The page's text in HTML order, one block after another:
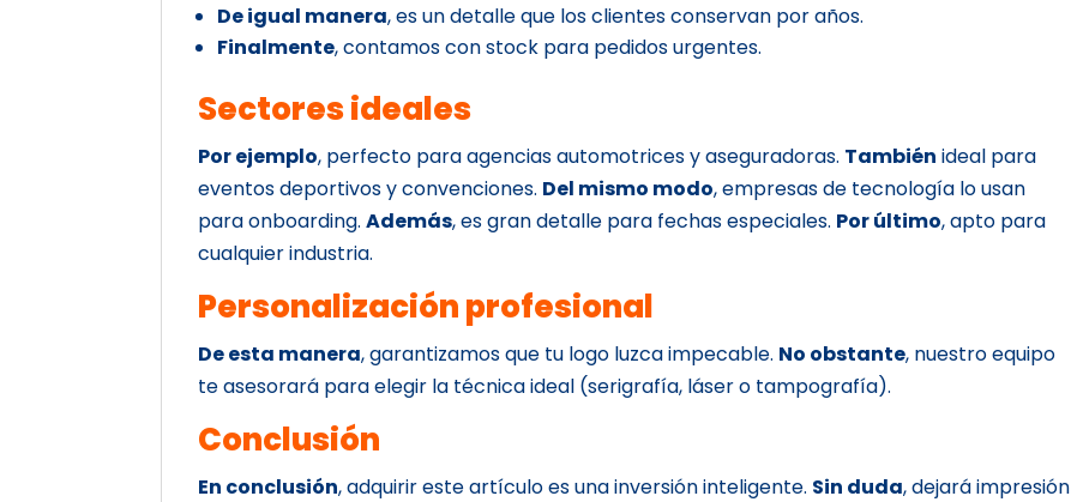
De igual manera, es un detalle que los clientes conservan por años.
Finalmente, contamos con stock para pedidos urgentes.
Sectores ideales
Por ejemplo, perfecto para agencias automotrices y aseguradoras. También ideal para
eventos deportivos y convenciones. Del mismo modo, empresas de tecnología lo usan
para onboarding.Además, es gran detalle para fechas especiales. Por último, apto para
cualquier industria.
Personalización profesional
De esta manera, garantizamos que tu logo luzca impecable. No obstante, nuestro equipo
te asesorará para elegir la técnica ideal (serigrafía, láser o tampografía).
Conclusión
En conclusión, adquirir este artículo es una inversión inteligente. Sin duda, dejará impresión